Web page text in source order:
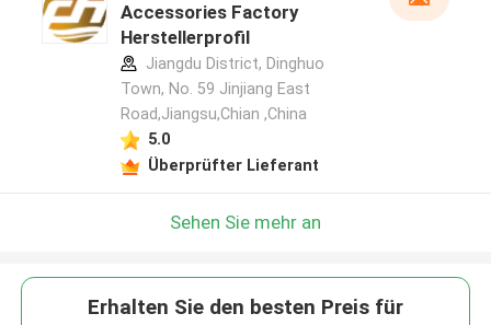
Accessories Factory
Herstellerprofil
Jiangdu District, Dinghuo
Town, No. 59 Jinjiang East
Road,Jiangsu,Chian ,China
5.0
Überprüfter Lieferant
Sehen Sie mehr an
Erhalten Sie den besten Preis für